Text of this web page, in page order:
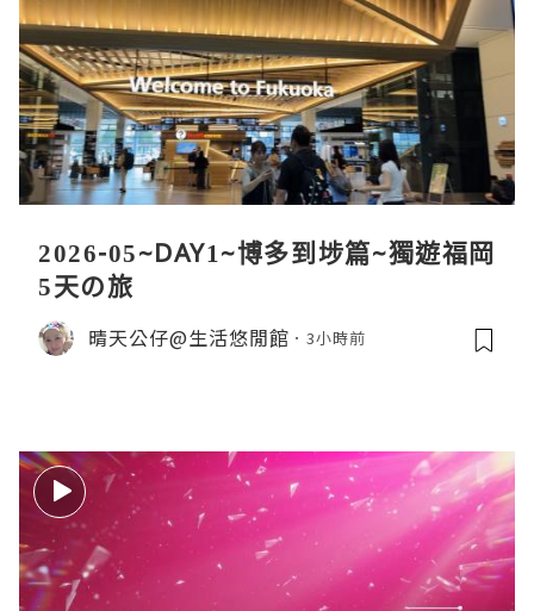
2026-05~DAY1~博多到埗篇~獨遊福岡
5天の旅
晴天公仔@生活悠閒館 3小時前